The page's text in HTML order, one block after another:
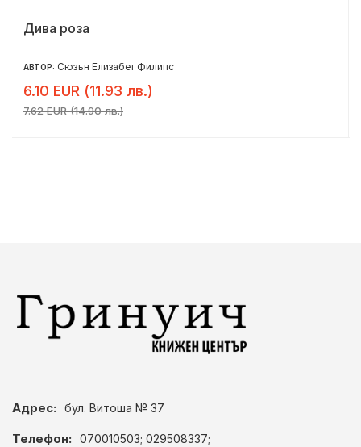
Дива роза
АВТОР: Сюзън Елизабет Филипс
6.10 EUR (11.93 лв.)
7.62 EUR (14.90 лв.)
Адрес: бул. Витоша № 37
Телефон: 070010503; 029508337;